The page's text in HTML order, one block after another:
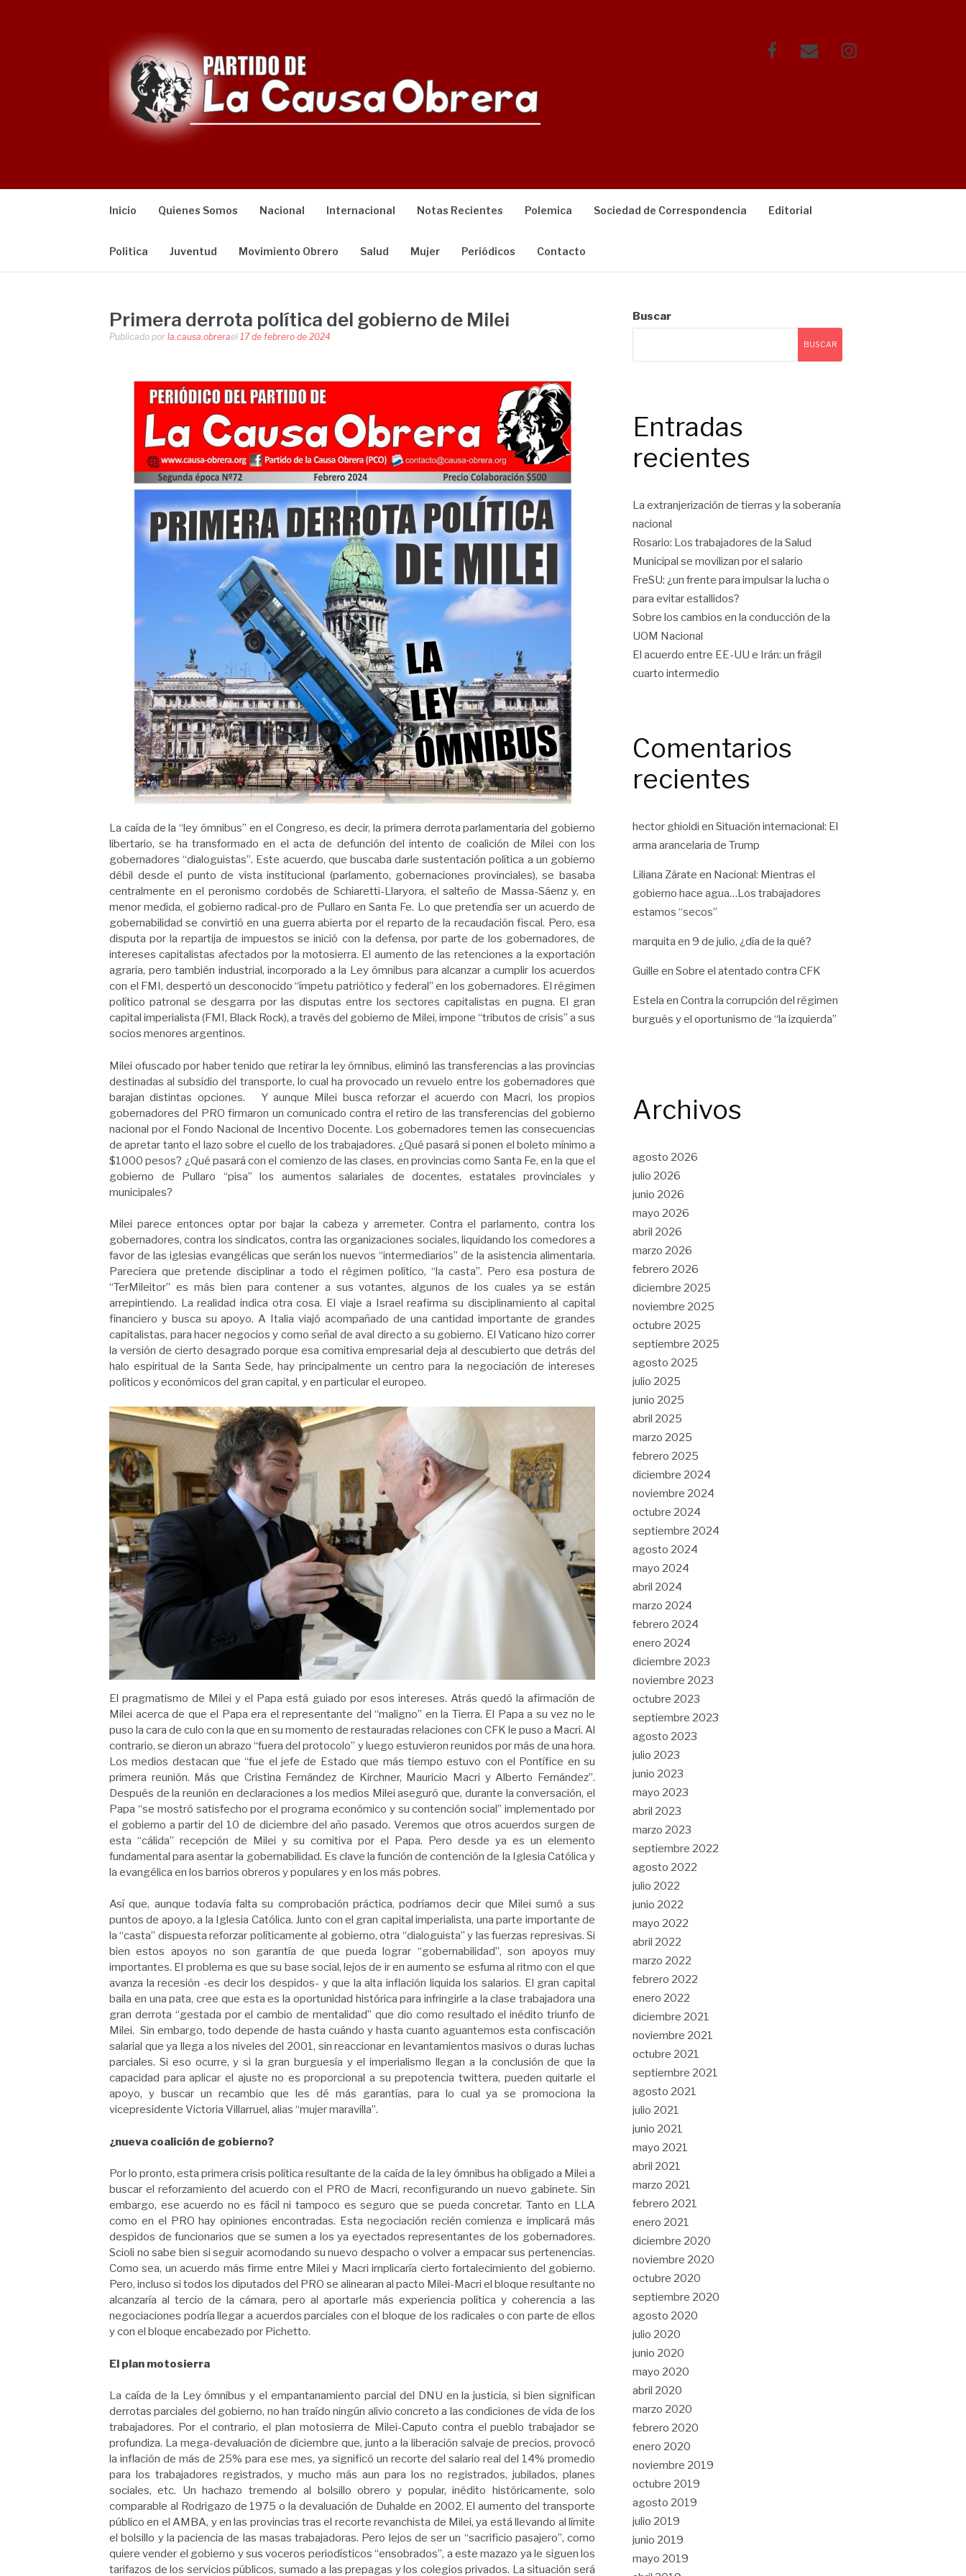
FacebookCorreo Instagram
Inicio Quienes Somos Nacional Internacional Notas Recientes Polemica Sociedad de Correspondencia Editorial
Politica Juventud Movimiento Obrero Salud Mujer Periódicos Contacto
Primera derrota política del gobierno de Milei
Publicado por la.causa.obrerael 17 de febrero de 2024
La caída de la “ley ómnibus” en el Congreso, es decir, la primera derrota parlamentaria del gobierno
libertario, se ha transformado en el acta de defunción del intento de coalición de Milei con los
gobernadores “dialoguistas”. Este acuerdo, que buscaba darle sustentación política a un gobierno
débil desde el punto de vista institucional (parlamento, gobernaciones provinciales), se basaba
centralmente en el peronismo cordobés de Schiaretti-Llaryora, el salteño de Massa-Sáenz y, en
menor medida, el gobierno radical-pro de Pullaro en Santa Fe. Lo que pretendía ser un acuerdo de
gobernabilidad se convirtió en una guerra abierta por el reparto de la recaudación fiscal. Pero, esa
disputa por la repartija de impuestos se inició con la defensa, por parte de los gobernadores, de
intereses capitalistas afectados por la motosierra. El aumento de las retenciones a la exportación
agraria, pero también industrial, incorporado a la Ley ómnibus para alcanzar a cumplir los acuerdos
con el FMI, despertó un desconocido “ímpetu patriótico y federal” en los gobernadores. El régimen
político patronal se desgarra por las disputas entre los sectores capitalistas en pugna. El gran
capital imperialista (FMI, Black Rock), a través del gobierno de Milei, impone “tributos de crisis” a sus
socios menores argentinos.
Milei ofuscado por haber tenido que retirar la ley ómnibus, eliminó las transferencias a las provincias
destinadas al subsidio del transporte, lo cual ha provocado un revuelo entre los gobernadores que
barajan distintas opciones. Y aunque Milei busca reforzar el acuerdo con Macri, los propios
gobernadores del PRO firmaron un comunicado contra el retiro de las transferencias del gobierno
nacional por el Fondo Nacional de Incentivo Docente. Los gobernadores temen las consecuencias
de apretar tanto el lazo sobre el cuello de los trabajadores. ¿Qué pasará si ponen el boleto mínimo a
$1000 pesos? ¿Qué pasará con el comienzo de las clases, en provincias como Santa Fe, en la que el
gobierno de Pullaro “pisa” los aumentos salariales de docentes, estatales provinciales y
municipales?
Milei parece entonces optar por bajar la cabeza y arremeter. Contra el parlamento, contra los
gobernadores, contra los sindicatos, contra las organizaciones sociales, liquidando los comedores a
favor de las iglesias evangélicas que serán los nuevos “intermediarios” de la asistencia alimentaria.
Pareciera que pretende disciplinar a todo el régimen político, “la casta”. Pero esa postura de
“TerMileitor” es más bien para contener a sus votantes, algunos de los cuales ya se están
arrepintiendo. La realidad indica otra cosa. El viaje a Israel reafirma su disciplinamiento al capital
financiero y busca su apoyo. A Italia viajó acompañado de una cantidad importante de grandes
capitalistas, para hacer negocios y como señal de aval directo a su gobierno. El Vaticano hizo correr
la versión de cierto desagrado porque esa comitiva empresarial deja al descubierto que detrás del
halo espiritual de la Santa Sede, hay principalmente un centro para la negociación de intereses
políticos y económicos del gran capital, y en particular el europeo.
El pragmatismo de Milei y el Papa está guiado por esos intereses. Atrás quedó la afirmación de
Milei acerca de que el Papa era el representante del “maligno” en la Tierra. El Papa a su vez no le
puso la cara de culo con la que en su momento de restauradas relaciones con CFK le puso a Macri. Al
contrario, se dieron un abrazo “fuera del protocolo” y luego estuvieron reunidos por más de una hora.
Los medios destacan que “fue el jefe de Estado que más tiempo estuvo con el Pontífice en su
primera reunión. Más que Cristina Fernández de Kirchner, Mauricio Macri y Alberto Fernández”.
Después de la reunión en declaraciones a los medios Milei aseguró que, durante la conversación, el
Papa “se mostró satisfecho por el programa económico y su contención social” implementado por
el gobierno a partir del 10 de diciembre del año pasado. Veremos que otros acuerdos surgen de
esta “cálida” recepción de Milei y su comitiva por el Papa. Pero desde ya es un elemento
fundamental para asentar la gobernabilidad. Es clave la función de contención de la Iglesia Católica y
la evangélica en los barrios obreros y populares y en los más pobres.
Así que, aunque todavía falta su comprobación práctica, podríamos decir que Milei sumó a sus
puntos de apoyo, a la Iglesia Católica. Junto con el gran capital imperialista, una parte importante de
la “casta” dispuesta reforzar políticamente al gobierno, otra “dialoguista” y las fuerzas represivas. Si
bien estos apoyos no son garantía de que pueda lograr “gobernabilidad”, son apoyos muy
importantes. El problema es que su base social, lejos de ir en aumento se esfuma al ritmo con el que
avanza la recesión -es decir los despidos- y que la alta inflación liquida los salarios. El gran capital
baila en una pata, cree que esta es la oportunidad histórica para infringirle a la clase trabajadora una
gran derrota “gestada por el cambio de mentalidad” que dio como resultado el inédito triunfo de
Milei. Sin embargo, todo depende de hasta cuándo y hasta cuanto aguantemos esta confiscación
salarial que ya llega a los niveles del 2001, sin reaccionar en levantamientos masivos o duras luchas
parciales. Si eso ocurre, y si la gran burguesía y el imperialismo llegan a la conclusión de que la
capacidad para aplicar el ajuste no es proporcional a su prepotencia twittera, pueden quitarle el
apoyo, y buscar un recambio que les dé más garantías, para lo cual ya se promociona la
vicepresidente Victoria Villarruel, alias “mujer maravilla”.
¿nueva coalición de gobierno?
Por lo pronto, esta primera crisis política resultante de la caída de la ley ómnibus ha obligado a Milei a
buscar el reforzamiento del acuerdo con el PRO de Macri, reconfigurando un nuevo gabinete. Sin
embargo, ese acuerdo no es fácil ni tampoco es seguro que se pueda concretar. Tanto en LLA
como en el PRO hay opiniones encontradas. Esta negociación recién comienza e implicará más
despidos de funcionarios que se sumen a los ya eyectados representantes de los gobernadores.
Scioli no sabe bien si seguir acomodando su nuevo despacho o volver a empacar sus pertenencias.
Como sea, un acuerdo más firme entre Milei y Macri implicaría cierto fortalecimiento del gobierno.
Pero, incluso si todos los diputados del PRO se alinearan al pacto Milei-Macri el bloque resultante no
alcanzaría al tercio de la cámara, pero al aportarle más experiencia política y coherencia a las
negociaciones podría llegar a acuerdos parciales con el bloque de los radicales o con parte de ellos
y con el bloque encabezado por Pichetto.
El plan motosierra
La caída de la Ley ómnibus y el empantanamiento parcial del DNU en la justicia, si bien significan
derrotas parciales del gobierno, no han traído ningún alivio concreto a las condiciones de vida de los
trabajadores. Por el contrario, el plan motosierra de Milei-Caputo contra el pueblo trabajador se
profundiza. La mega-devaluación de diciembre que, junto a la liberación salvaje de precios, provocó
la inflación de más de 25% para ese mes, ya significó un recorte del salario real del 14% promedio
para los trabajadores registrados, y mucho más aun para los no registrados, jubilados, planes
sociales, etc. Un hachazo tremendo al bolsillo obrero y popular, inédito históricamente, solo
comparable al Rodrigazo de 1975 o la devaluación de Duhalde en 2002. El aumento del transporte
público en el AMBA, y en las provincias tras el recorte revanchista de Milei, ya está llevando al límite
el bolsillo y la paciencia de las masas trabajadoras. Pero lejos de ser un “sacrificio pasajero”, como
quiere vender el gobierno y sus voceros periodísticos “ensobrados”, a este mazazo ya le siguen los
tarifazos de los servicios públicos, sumado a las prepagas y los colegios privados. La situación será
Buscar
BUSCAR
Entradas
recientes
La extranjerización de tierras y la soberanía
nacional
Rosario: Los trabajadores de la Salud
Municipal se movilizan por el salario
FreSU: ¿un frente para impulsar la lucha o
para evitar estallidos?
Sobre los cambios en la conducción de la
UOM Nacional
El acuerdo entre EE-UU e Irán: un frágil
cuarto intermedio
Comentarios
recientes
hector ghioldi en Situación internacional: El
arma arancelaria de Trump
Liliana Zárate en Nacional: Mientras el
gobierno hace agua…Los trabajadores
estamos “secos”
marquita en 9 de julio, ¿día de la qué?
Guille en Sobre el atentado contra CFK
Estela en Contra la corrupción del régimen
burgués y el oportunismo de “la izquierda”
Archivos
agosto 2026
julio 2026
junio 2026
mayo 2026
abril 2026
marzo 2026
febrero 2026
diciembre 2025
noviembre 2025
octubre 2025
septiembre 2025
agosto 2025
julio 2025
junio 2025
abril 2025
marzo 2025
febrero 2025
diciembre 2024
noviembre 2024
octubre 2024
septiembre 2024
agosto 2024
mayo 2024
abril 2024
marzo 2024
febrero 2024
enero 2024
diciembre 2023
noviembre 2023
octubre 2023
septiembre 2023
agosto 2023
julio 2023
junio 2023
mayo 2023
abril 2023
marzo 2023
septiembre 2022
agosto 2022
julio 2022
junio 2022
mayo 2022
abril 2022
marzo 2022
febrero 2022
enero 2022
diciembre 2021
noviembre 2021
octubre 2021
septiembre 2021
agosto 2021
julio 2021
junio 2021
mayo 2021
abril 2021
marzo 2021
febrero 2021
enero 2021
diciembre 2020
noviembre 2020
octubre 2020
septiembre 2020
agosto 2020
julio 2020
junio 2020
mayo 2020
abril 2020
marzo 2020
febrero 2020
enero 2020
noviembre 2019
octubre 2019
agosto 2019
julio 2019
junio 2019
mayo 2019